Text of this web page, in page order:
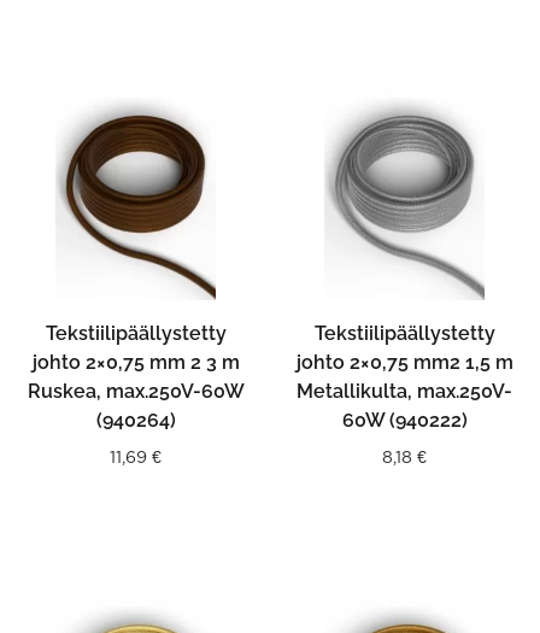
Tekstiilipäällystetty
johto 2×0,75 mm 2 3 m
Ruskea, max.250V-60W
(940264)
11,69 €
Tekstiilipäällystetty
johto 2×0,75 mm2 1,5 m
Metallikulta, max.250V-
60W (940222)
8,18 €